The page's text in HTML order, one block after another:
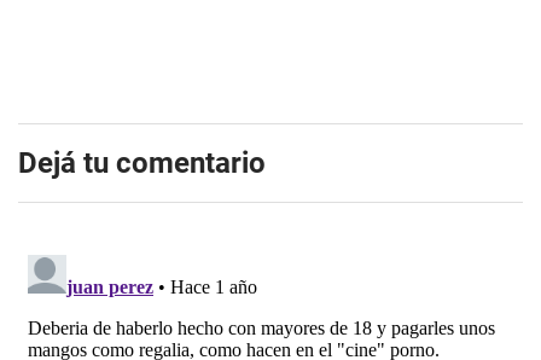
Dejá tu comentario